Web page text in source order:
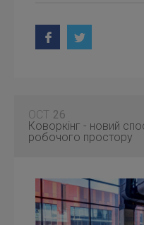
OCT 26
Коворкінг - новий
робочого простору